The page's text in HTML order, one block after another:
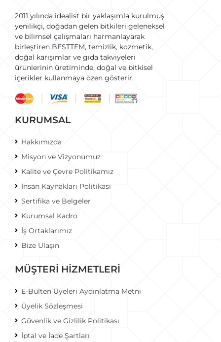
2011 yılında idealist bir yaklaşımla kurulmuş
yenilikçi, doğadan gelen bitkileri geleneksel
ve bilimsel çalışmaları harmanlayarak
birleştiren BESTTEM, temizlik, kozmetik,
doğal karışımlar ve gıda takviyeleri
ürünlerinin üretiminde, doğal ve bitkisel
içerikler kullanmaya özen gösterir.
KURUMSAL
Hakkımızda
Misyon ve Vizyonumuz
Kalite ve Çevre Politikamız
İnsan Kaynakları Politikası
Sertifika ve Belgeler
Kurumsal Kadro
İş Ortaklarımız
Bize Ulaşın
MÜŞTERİ HİZMETLERİ
E-Bülten Üyeleri Aydınlatma Metni
Üyelik Sözleşmesi
Güvenlik ve Gizlilik Politikası
İptal ve İade Şartları